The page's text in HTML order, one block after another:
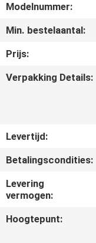
NEEM
CONTACT
MET
ONS
NIEUWS
VRAAG
EEN
OFFERTE
Modelnummer:
Min. bestelaantal:
Prijs:
Verpakking Details:
Levertijd:
Betalingscondities:
Levering
vermogen:
Hoogtepunt: